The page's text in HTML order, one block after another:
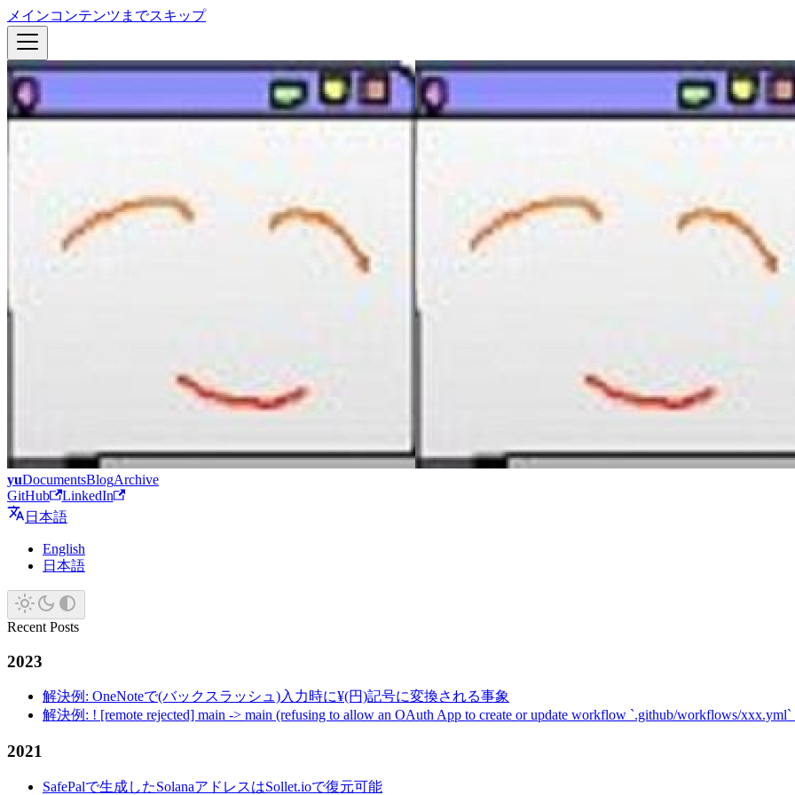
メインコンテンツまでスキップ
yuDocumentsBlogArchive
GitHub
LinkedIn
日本語
English
日本語
Recent Posts
2023
解決例: OneNoteで(バックスラッシュ)入力時に¥(円)記号に変換される事象
解決例: ! [remote rejected] main -> main (refusing to allow an OAuth App to create or update workflow `.github/workflows/
2021
SafePalで生成したSolanaアドレスはSollet.ioで復元可能